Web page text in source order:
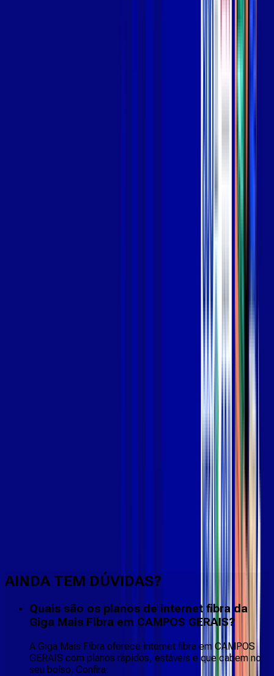
AINDA TEM DÚVIDAS?
Quais são os planos de internet fibra da
Giga Mais Fibra em CAMPOS GERAIS?
A Giga Mais Fibra oferece internet fibra em CAMPOS
GERAIS com planos rápidos, estáveis e que cabem no
seu bolso. Confira: